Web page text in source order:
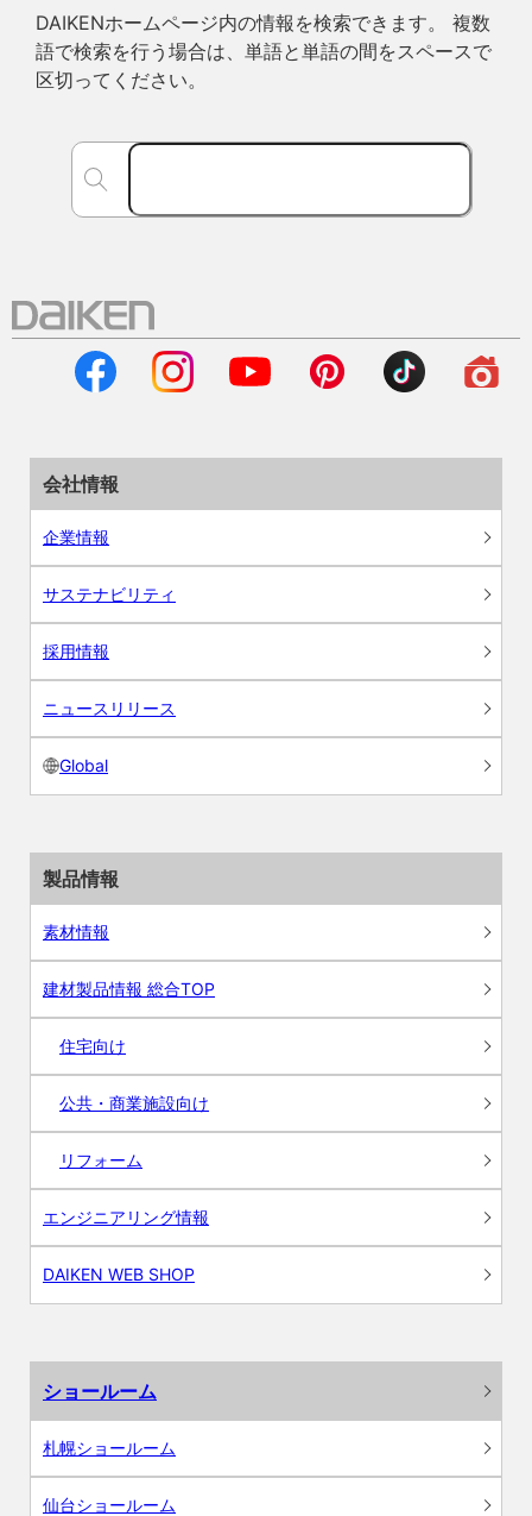
DAIKENホームページ内の情報を検索できます。 複数
語で検索を行う場合は、単語と単語の間をスペースで
区切ってください。
会社情報
企業情報
サステナビリティ
採用情報
ニュースリリース
Global
製品情報
素材情報
建材製品情報 総合TOP
住宅向け
公共・商業施設向け
リフォーム
エンジニアリング情報
DAIKEN WEB SHOP
ショールーム
札幌ショールーム
仙台ショールーム